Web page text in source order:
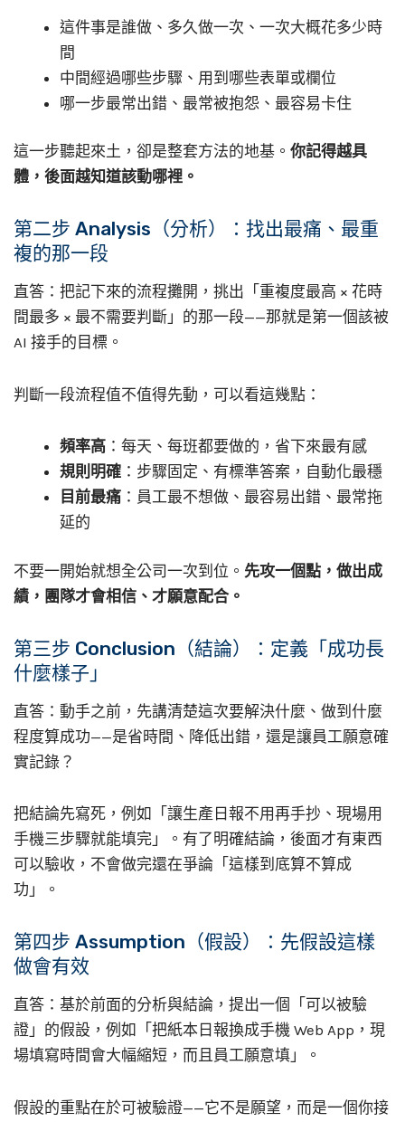
這件事是誰做、多久做一次、一次大概花多少時
間
中間經過哪些步驟、用到哪些表單或欄位
哪一步最常出錯、最常被抱怨、最容易卡住
這一步聽起來土，卻是整套方法的地基。 你記得越具
體，後面越知道該動哪裡。
第二步 Analysis（分析）：找出最痛、最重
複的那一段
直答：把記下來的流程攤開，挑出「重複度最高 × 花時
間最多 × 最不需要判斷」的那一段——那就是第一個該被
AI 接手的目標。
判斷一段流程值不值得先動，可以看這幾點：
頻率高 ：每天、每班都要做的，省下來最有感
規則明確 ：步驟固定、有標準答案，自動化最穩
目前最痛 ：員工最不想做、最容易出錯、最常拖
延的
不要一開始就想全公司一次到位。 先攻一個點，做出成
績，團隊才會相信、才願意配合。
第三步 Conclusion（結論）：定義「成功長
什麼樣子」
直答：動手之前，先講清楚這次要解決什麼、做到什麼
程度算成功——是省時間、降低出錯，還是讓員工願意確
實記錄？
把結論先寫死，例如「讓生產日報不用再手抄、現場用
手機三步驟就能填完」。有了明確結論，後面才有東西
可以驗收，不會做完還在爭論「這樣到底算不算成
功」。
第四步 Assumption（假設）：先假設這樣
做會有效
直答：基於前面的分析與結論，提出一個「可以被驗
證」的假設，例如「把紙本日報換成手機 Web App，現
場填寫時間會大幅縮短，而且員工願意填」。
假設的重點在於可被驗證——它不是願望，而是一個你接